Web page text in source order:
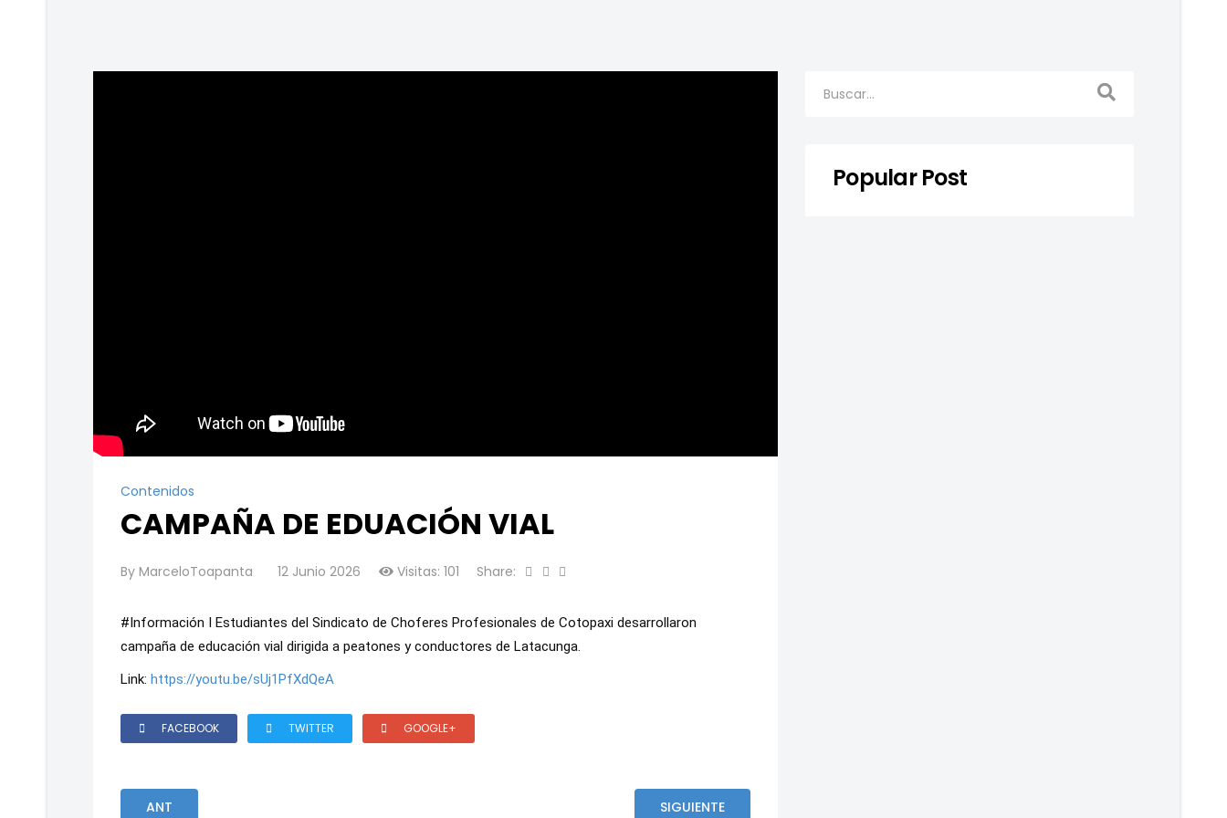
Contenidos
CAMPAÑA DE EDUACIÓN VIAL
By MarceloToapanta 12 Junio 2026 Visitas: 101 Share:
#Información I Estudiantes del Sindicato de Choferes Profesionales de Cotopaxi desarrollaron
campaña de educación vial dirigida a peatones y conductores de Latacunga.
Link: https://youtu.be/sUj1PfXdQeA
FACEBOOK TWITTER GOOGLE+
ANT SIGUIENTE
Popular Post